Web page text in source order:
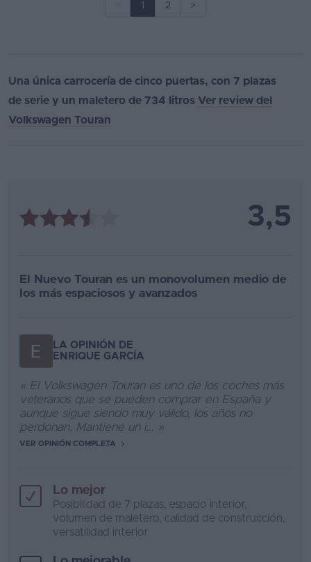
1 2 >
Una única carrocería de cinco puertas, con 7 plazas
de serie y un maletero de 734 litros Ver review del
Volkswagen Touran
3,5
El Nuevo Touran es un monovolumen medio de
los más espaciosos y avanzados
LA OPINIÓN DE
ENRIQUE GARCÍA
« El Volkswagen Touran es uno de los coches más
veteranos que se pueden comprar en España y
aunque sigue siendo muy válido, los años no
perdonan. Mantiene un i... »
VER OPINIÓN COMPLETA
Lo mejor
Posibilidad de 7 plazas, espacio interior,
volumen de maletero, calidad de construcción,
versatilidad interior